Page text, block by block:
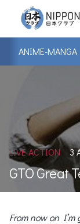
ANIME-MANGA
LIVE ACTION 3
GTO Great
From now on